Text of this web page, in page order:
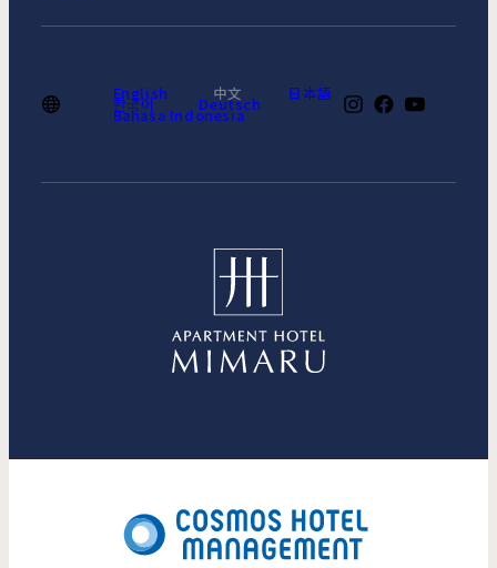
English 中文 日本語
한국어 Deutsch
Bahasa Indonesia